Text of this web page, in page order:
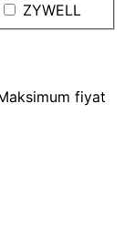
ZYWELL
fiyat